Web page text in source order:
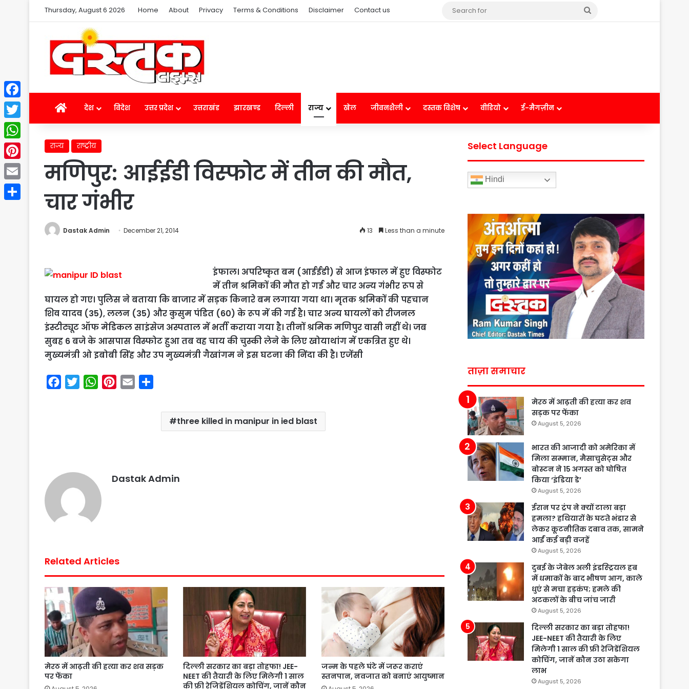
Thursday, August 6 2026 Home About Privacy Terms & Conditions Disclaimer Contact us
Homeदेश विदेश उत्तर प्रदेश उत्तराखंड झारखण्ड दिल्ली राज्य खेल जीवनशैली दस्तक विशेष वीडियो ई-मैगज़ीन
राज्य राष्ट्रीय
मणिपुर: आईईडी विस्फोट में तीन की मौत,
चार गंभीर
Dastak Admin December 21, 2014 13 Less than a minute
इंफाल। अपरिष्कृत बम (आईईडी) से आज इंफाल में हुए विस्फोट
में तीन श्रमिकों की मौत हो गई और चार अन्य गंभीर रूप से
घायल हो गए। पुलिस ने बताया कि बाजार में सड़क किनारे बम लगाया गया था। मृतक श्रमिकों की पहचान
शिव यादव (35), ललन (35) और कुसुम पंडित (60) के रूप में की गई है। चार अन्य घायलों को रीजनल
इंस्टीट्यूट ऑफ मेडिकल साइंसेज अस्पताल में भर्ती कराया गया है। तीनों श्रमिक मणिपुर वासी नहीं थे। जब
सुबह 6 बजे के आसपास विस्फोट हुआ तब वह चाय की चुस्की लेने के लिए खोयाथांग में एकत्रित हुए थे।
मुख्यमंत्री ओ इबोबी सिंह और उप मुख्यमंत्री गैखांगम ने इस घटना की निंदा की है। एजेंसी
W
s
three killed in manipur in ied blast
Dastak Admin
Related Articles
मेरठ में आढ़ती की हत्या कर शव सड़क
पर फेंका
दिल्ली सरकार का बड़ा तोहफा! JEE-
NEET की तैयारी के लिए मिलेगी 1 साल
की फ्री रेजिडेंशियल कोचिंग, जानें कौन
जन्म के पहले घंटे में जरूर कराएं
स्तनपान, नवजात को बनाएं आयुष्मान
Select Language
Hindi
ताज़ा समाचार
मेरठ में आढ़ती की हत्या कर शव
सड़क पर फेंका
August 5, 2026
भारत की आजादी को अमेरिका में
मिला सम्मान, मैसाचुसेट्स और
बोस्टन ने 15 अगस्त को घोषित
किया ‘इंडिया डे’
August 5, 2026
ईरान पर ट्रंप ने क्यों टाला बड़ा
हमला? हथियारों के घटते भंडार से
लेकर कूटनीतिक दबाव तक, सामने
आईं कई बड़ी वजहें
August 5, 2026
दुबई के जेबेल अली इंडस्ट्रियल हब
में धमाकों के बाद भीषण आग, काले
धुएं से मचा हड़कंप; हमले की
अटकलों के बीच जांच जारी
August 5, 2026
दिल्ली सरकार का बड़ा तोहफा!
JEE-NEET की तैयारी के लिए
मिलेगी 1 साल की फ्री रेजिडेंशियल
कोचिंग, जानें कौन उठा सकेगा
लाभ
August 5, 2026
Facebook
Twitter
WhatsApp
Pinterest
Email